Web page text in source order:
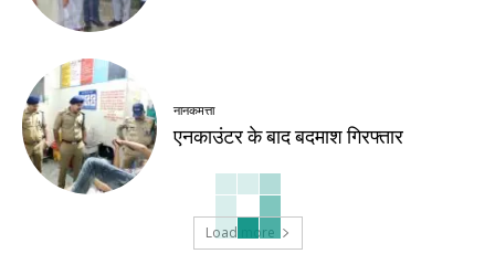
नानकमत्ता
एनकाउंटर के बाद बदमाश गिरफ्तार
Load more